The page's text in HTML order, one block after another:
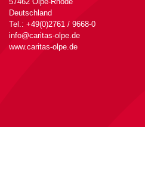
Deutschland
Tel.: +49(0)2761 / 9668-0
info@caritas-olpe.de
www.caritas-olpe.de